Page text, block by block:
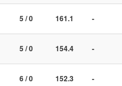
5 / 0 161.1 -
5 / 0 154.4 -
6 / 0 152.3 -